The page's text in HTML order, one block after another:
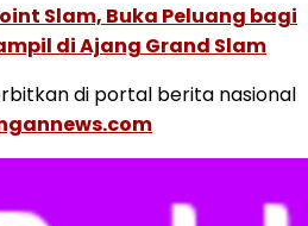
Slam, Buka Peluang bagi
di Ajang Grand Slam
di portal berita nasional